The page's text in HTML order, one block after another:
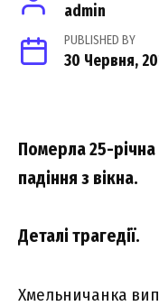
admin
PUBLISHED BY
30 Червня,
Померла 25-річна
падіння з вікна.
Деталі трагедії.
Хмельничанка